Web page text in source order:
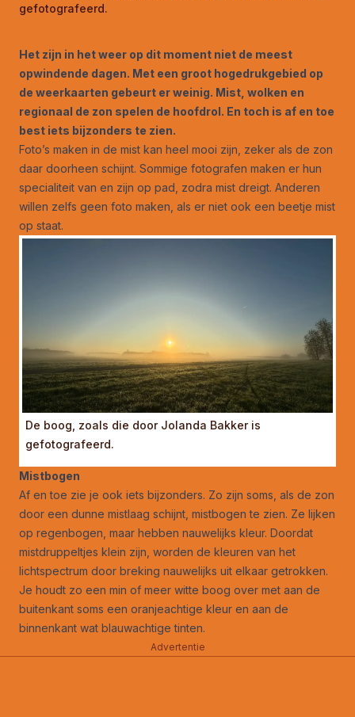
gefotografeerd.
Het zijn in het weer op dit moment niet de meest
opwindende dagen. Met een groot hogedrukgebied op
de weerkaarten gebeurt er weinig. Mist, wolken en
regionaal de zon spelen de hoofdrol. En toch is af en toe
best iets bijzonders te zien.
Foto’s maken in de mist kan heel mooi zijn, zeker als de zon
daar doorheen schijnt. Sommige fotografen maken er hun
specialiteit van en zijn op pad, zodra mist dreigt. Anderen
willen zelfs geen foto maken, als er niet ook een beetje mist
op staat.
De boog, zoals die door Jolanda Bakker is
gefotografeerd.
Mistbogen
Af en toe zie je ook iets bijzonders. Zo zijn soms, als de zon
door een dunne mistlaag schijnt, mistbogen te zien. Ze lijken
op regenbogen, maar hebben nauwelijks kleur. Doordat
mistdruppeltjes klein zijn, worden de kleuren van het
lichtspectrum door breking nauwelijks uit elkaar getrokken.
Je houdt zo een min of meer witte boog over met aan de
buitenkant soms een oranjeachtige kleur en aan de
binnenkant wat blauwachtige tinten.
Advertentie